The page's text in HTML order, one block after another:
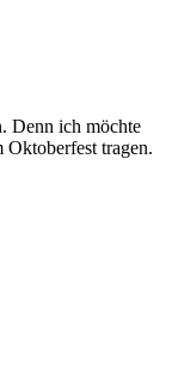
Denn ich möchte
Oktoberfest tragen.